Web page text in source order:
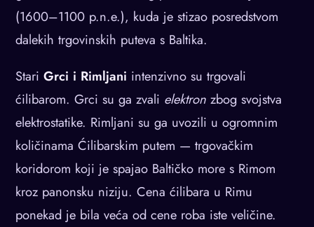
(1600–1100 p.n.e.), kuda je stizao posredstvom
dalekih trgovinskih puteva s Baltika.
Stari Grci i Rimljani intenzivno su trgovali
ćilibarom. Grci su ga zvali elektron zbog svojstva
elektrostatike. Rimljani su ga uvozili u ogromnim
količinama Ćilibarskim putem — trgovačkim
koridorom koji je spajao Baltičko more s Rimom
kroz panonsku niziju. Cena ćilibara u Rimu
ponekad je bila veća od cene roba iste veličine.